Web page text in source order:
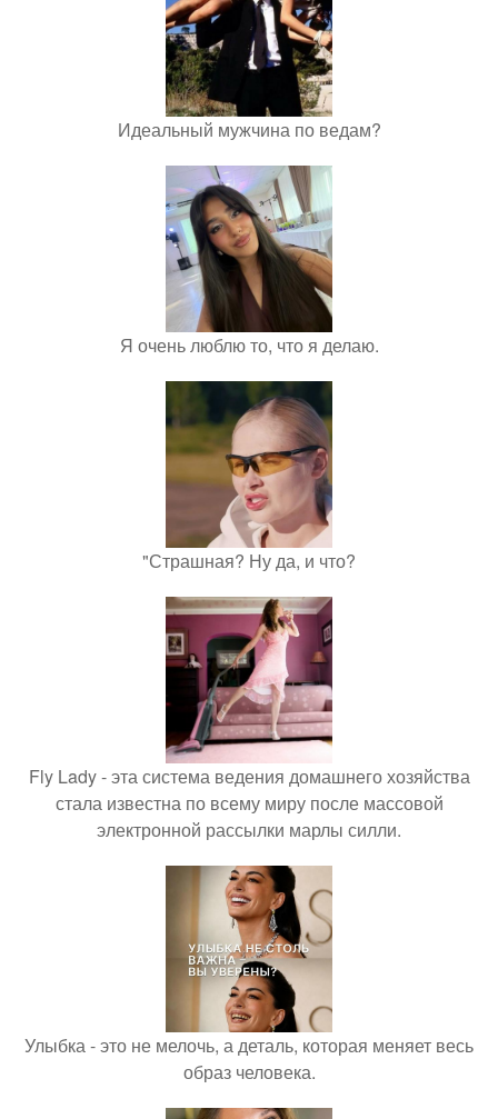
Идеальный мужчина по ведам?
Я очень люблю то, что я делаю.
"Страшная? Ну да, и что?
Fly Lady - эта система ведения домашнего хозяйства
стала известна по всему миру после массовой
электронной рассылки марлы силли.
Улыбка - это не мелочь, а деталь, которая меняет весь
образ человека.